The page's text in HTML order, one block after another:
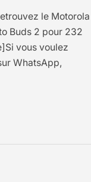
le Motorola
Buds 2 pour 232
vous voulez
WhatsApp,